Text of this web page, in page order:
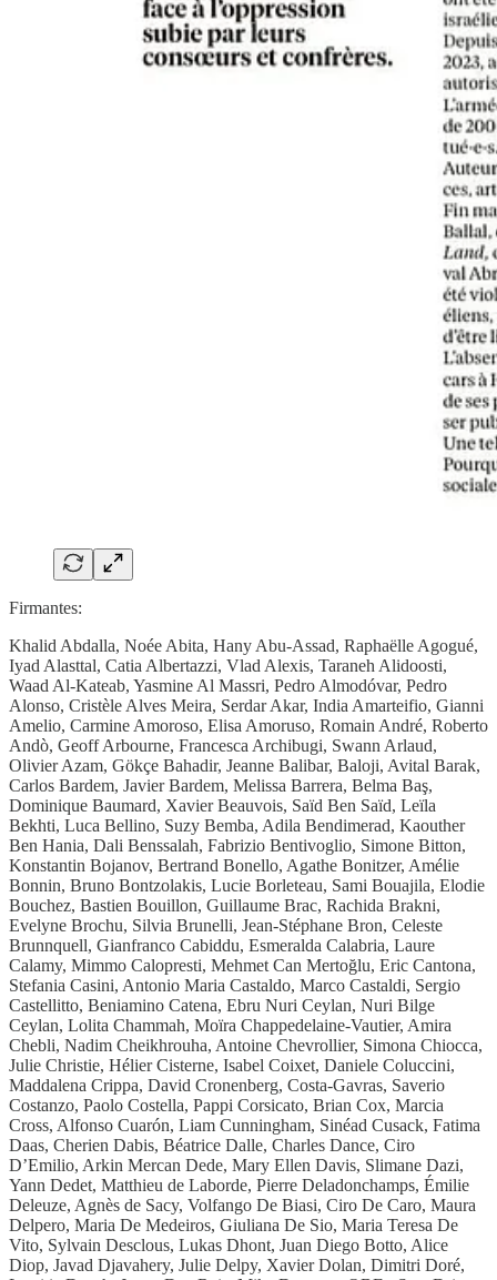
Firmantes:
Khalid Abdalla, Noée Abita, Hany Abu-Assad, Raphaëlle Agogué,
Iyad Alasttal, Catia Albertazzi, Vlad Alexis, Taraneh Alidoosti,
Waad Al-Kateab, Yasmine Al Massri, Pedro Almodóvar, Pedro
Alonso, Cristèle Alves Meira, Serdar Akar, India Amarteifio, Gianni
Amelio, Carmine Amoroso, Elisa Amoruso, Romain André, Roberto
Andò, Geoff Arbourne, Francesca Archibugi, Swann Arlaud,
Olivier Azam, Gökçe Bahadir, Jeanne Balibar, Baloji, Avital Barak,
Carlos Bardem, Javier Bardem, Melissa Barrera, Belma Baş,
Dominique Baumard, Xavier Beauvois, Saïd Ben Saïd, Leïla
Bekhti, Luca Bellino, Suzy Bemba, Adila Bendimerad, Kaouther
Ben Hania, Dali Benssalah, Fabrizio Bentivoglio, Simone Bitton,
Konstantin Bojanov, Bertrand Bonello, Agathe Bonitzer, Amélie
Bonnin, Bruno Bontzolakis, Lucie Borleteau, Sami Bouajila, Elodie
Bouchez, Bastien Bouillon, Guillaume Brac, Rachida Brakni,
Evelyne Brochu, Silvia Brunelli, Jean-Stéphane Bron, Celeste
Brunnquell, Gianfranco Cabiddu, Esmeralda Calabria, Laure
Calamy, Mimmo Calopresti, Mehmet Can Mertoğlu, Eric Cantona,
Stefania Casini, Antonio Maria Castaldo, Marco Castaldi, Sergio
Castellitto, Beniamino Catena, Ebru Nuri Ceylan, Nuri Bilge
Ceylan, Lolita Chammah, Moïra Chappedelaine-Vautier, Amira
Chebli, Nadim Cheikhrouha, Antoine Chevrollier, Simona Chiocca,
Julie Christie, Hélier Cisterne, Isabel Coixet, Daniele Coluccini,
Maddalena Crippa, David Cronenberg, Costa-Gavras, Saverio
Costanzo, Paolo Costella, Pappi Corsicato, Brian Cox, Marcia
Cross, Alfonso Cuarón, Liam Cunningham, Sinéad Cusack, Fatima
Daas, Cherien Dabis, Béatrice Dalle, Charles Dance, Ciro
D’Emilio, Arkin Mercan Dede, Mary Ellen Davis, Slimane Dazi,
Yann Dedet, Matthieu de Laborde, Pierre Deladonchamps, Émilie
Deleuze, Agnès de Sacy, Volfango De Biasi, Ciro De Caro, Maura
Delpero, Maria De Medeiros, Giuliana De Sio, Maria Teresa De
Vito, Sylvain Desclous, Lukas Dhont, Juan Diego Botto, Alice
Diop, Javad Djavahery, Julie Delpy, Xavier Dolan, Dimitri Doré,